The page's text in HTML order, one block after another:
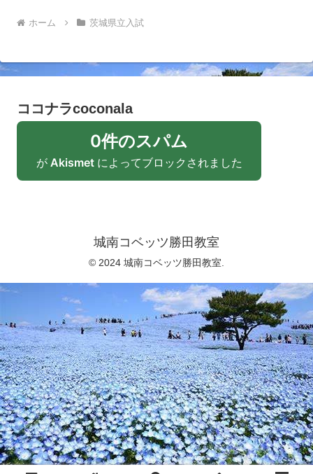
ホーム 茨城県立入試
ココナラcoconala
0件のスパム
が Akismetによってブロックされました
城南コベッツ勝田教室
© 2024 城南コベッツ勝田教室.